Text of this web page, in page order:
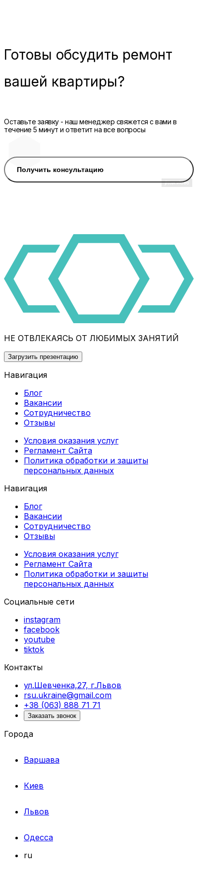
Готовы обсудить ремонт
вашей квартиры?
Оставьте заявку - наш менеджер свяжется с вами в
течение 5 минут и ответит на все вопросы
Получить консультацию
НЕ ОТВЛЕКАЯСЬ ОТ ЛЮБИМЫХ ЗАНЯТИЙ
Загрузить презентацию
Навигация
Блог
Вакансии
Сотрудничество
Отзывы
Условия оказания услуг
Регламент Сайта
Политика обработки и защиты
персональных данных
Навигация
Блог
Вакансии
Сотрудничество
Отзывы
Условия оказания услуг
Регламент Сайта
Политика обработки и защиты
персональных данных
Социальные сети
instagram
facebook
youtube
tiktok
Контакты
ул.Шевченка,27, г.Львов
rsu.ukraine@gmail.com
+38 (063) 888 71 71
Заказать звонок
Города
Варшава
Киев
Львов
Одесса
ru